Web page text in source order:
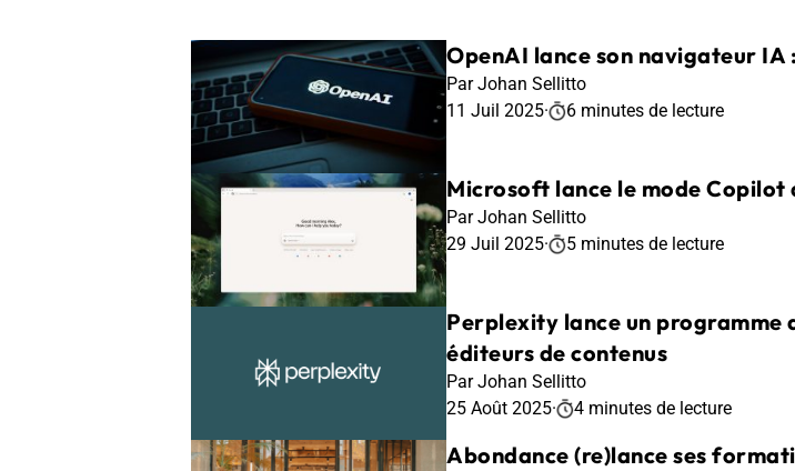
OpenAI lance son navigateur IA
Par Johan Sellitto
11 Juil 2025· 6 minutes de lecture
Microsoft lance le mode Copilot
Par Johan Sellitto
29 Juil 2025· 5 minutes de lecture
Perplexity lance un programme
éditeurs de contenus
Par Johan Sellitto
25 Août 2025· 4 minutes de lecture
Abondance (re)lance ses